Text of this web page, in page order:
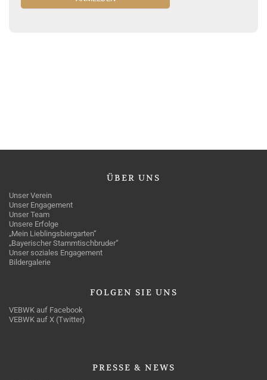
ÜBER UNS
Unser Verein
Unser Engagement
Unser Team
Unsere Erfolge
„Mein Lieblingsbiergarten“
„Bayerischer Stammtischbruder“
Unser soziales Engagement
Bildergalerie
FOLGEN SIE UNS
VEBWK auf Facebook
VEBWK auf X (Twitter)
PRESSE & NEWS